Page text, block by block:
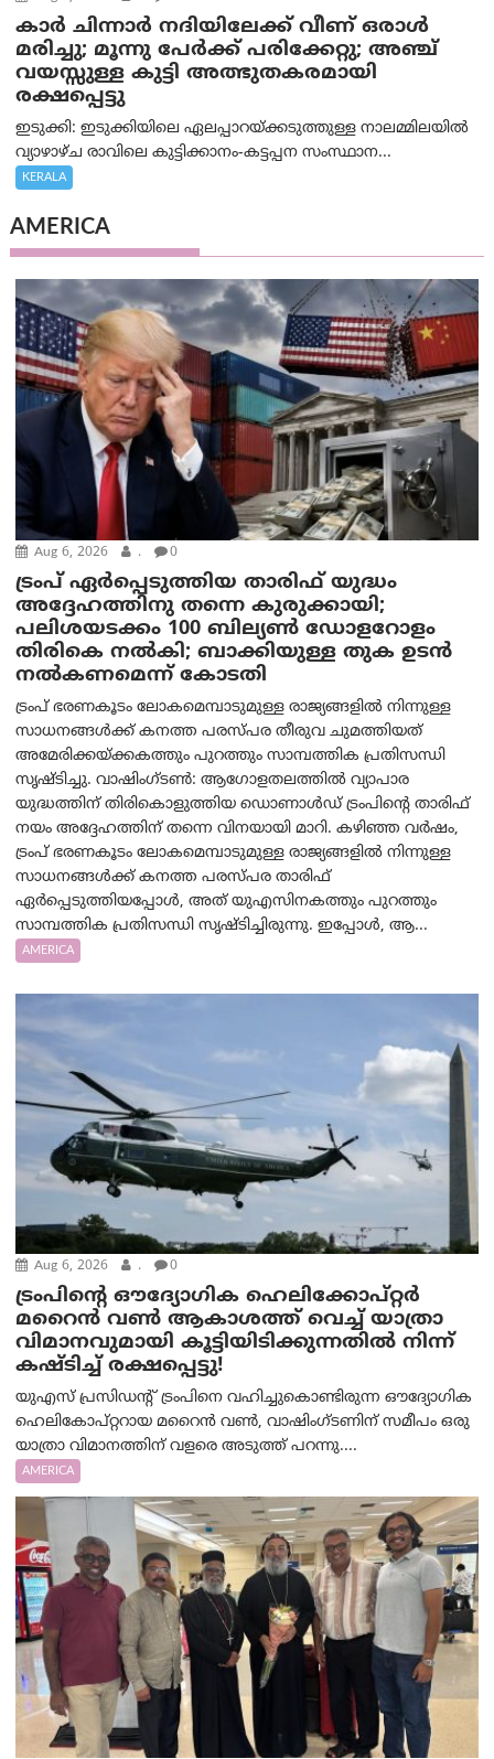
കാര്‍ ചിന്നാര്‍ നദിയിലേക്ക് വീണ് ഒരാള്‍
മരിച്ചു; മൂന്നു പേര്‍ക്ക് പരിക്കേറ്റു; അഞ്ച്
വയസ്സുള്ള കുട്ടി അത്ഭുതകരമായി
രക്ഷപ്പെട്ടു
ഇടുക്കി: ഇടുക്കിയിലെ ഏലപ്പാറയ്ക്കടുത്തുള്ള നാലമ്മിലയിൽ
വ്യാഴാഴ്ച രാവിലെ കുട്ടിക്കാനം-കട്ടപ്പന സംസ്ഥാന...
KERALA
AMERICA
Aug 6, 2026 . 0
ട്രംപ് ഏര്‍പ്പെടുത്തിയ താരിഫ് യുദ്ധം
അദ്ദേഹത്തിനു തന്നെ കുരുക്കായി;
പലിശയടക്കം 100 ബില്യണ്‍ ഡോളറോളം
തിരികെ നല്‍കി; ബാക്കിയുള്ള തുക ഉടന്‍
നല്‍കണമെന്ന് കോടതി
ട്രംപ് ഭരണകൂടം ലോകമെമ്പാടുമുള്ള രാജ്യങ്ങളിൽ നിന്നുള്ള
സാധനങ്ങൾക്ക് കനത്ത പരസ്പര തീരുവ ചുമത്തിയത്
അമേരിക്കയ്ക്കകത്തും പുറത്തും സാമ്പത്തിക പ്രതിസന്ധി
സൃഷ്ടിച്ചു. വാഷിംഗ്ടണ്‍: ആഗോളതലത്തിൽ വ്യാപാര
യുദ്ധത്തിന് തിരികൊളുത്തിയ ഡൊണാൾഡ് ട്രംപിന്റെ താരിഫ്
നയം അദ്ദേഹത്തിന് തന്നെ വിനയായി മാറി. കഴിഞ്ഞ വർഷം,
ട്രംപ് ഭരണകൂടം ലോകമെമ്പാടുമുള്ള രാജ്യങ്ങളിൽ നിന്നുള്ള
സാധനങ്ങൾക്ക് കനത്ത പരസ്പര താരിഫ്
ഏർപ്പെടുത്തിയപ്പോൾ, അത് യുഎസിനകത്തും പുറത്തും
സാമ്പത്തിക പ്രതിസന്ധി സൃഷ്ടിച്ചിരുന്നു. ഇപ്പോൾ, ആ...
AMERICA
Aug 6, 2026 . 0
ട്രം‌പിന്റെ ഔദ്യോഗിക ഹെലിക്കോപ്റ്റര്‍
മറൈന്‍ വണ്‍ ആകാശത്ത് വെച്ച് യാത്രാ
വിമാനവുമായി കൂട്ടിയിടിക്കുന്നതിൽ നിന്ന്
കഷ്ടിച്ച് രക്ഷപ്പെട്ടു!
യുഎസ് പ്രസിഡന്റ് ട്രംപിനെ വഹിച്ചുകൊണ്ടിരുന്ന ഔദ്യോഗിക
ഹെലികോപ്റ്ററായ മറൈൻ വൺ, വാഷിംഗ്ടണിന് സമീപം ഒരു
യാത്രാ വിമാനത്തിന് വളരെ അടുത്ത് പറന്നു....
AMERICA